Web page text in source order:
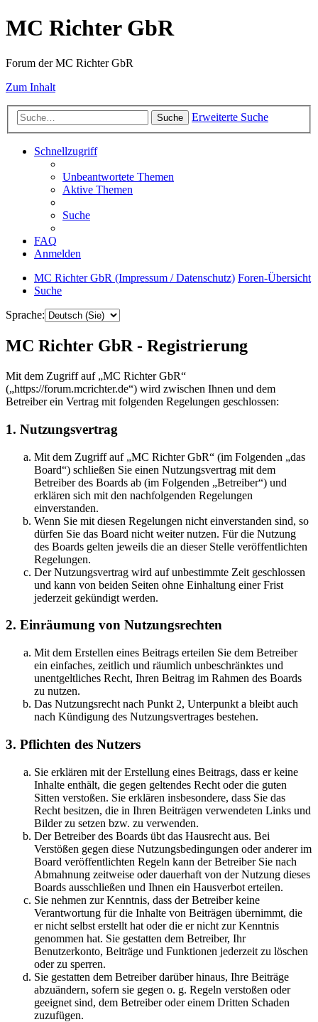
MC Richter GbR
Forum der MC Richter GbR
Zum Inhalt
Suche Erweiterte Suche
Schnellzugriff
Unbeantwortete Themen
Aktive Themen
Suche
FAQ
Anmelden
MC Richter GbR (Impressum / Datenschutz) Foren-Übersicht
Suche
Sprache:
MC Richter GbR - Registrierung
Mit dem Zugriff auf „MC Richter GbR“
(„https://forum.mcrichter.de“) wird zwischen Ihnen und dem
Betreiber ein Vertrag mit folgenden Regelungen geschlossen:
1. Nutzungsvertrag
Mit dem Zugriff auf „MC Richter GbR“ (im Folgenden „das
Board“) schließen Sie einen Nutzungsvertrag mit dem
Betreiber des Boards ab (im Folgenden „Betreiber“) und
erklären sich mit den nachfolgenden Regelungen
einverstanden.
Wenn Sie mit diesen Regelungen nicht einverstanden sind, so
dürfen Sie das Board nicht weiter nutzen. Für die Nutzung
des Boards gelten jeweils die an dieser Stelle veröffentlichten
Regelungen.
Der Nutzungsvertrag wird auf unbestimmte Zeit geschlossen
und kann von beiden Seiten ohne Einhaltung einer Frist
jederzeit gekündigt werden.
2. Einräumung von Nutzungsrechten
Mit dem Erstellen eines Beitrags erteilen Sie dem Betreiber
ein einfaches, zeitlich und räumlich unbeschränktes und
unentgeltliches Recht, Ihren Beitrag im Rahmen des Boards
zu nutzen.
Das Nutzungsrecht nach Punkt 2, Unterpunkt a bleibt auch
nach Kündigung des Nutzungsvertrages bestehen.
3. Pflichten des Nutzers
Sie erklären mit der Erstellung eines Beitrags, dass er keine
Inhalte enthält, die gegen geltendes Recht oder die guten
Sitten verstoßen. Sie erklären insbesondere, dass Sie das
Recht besitzen, die in Ihren Beiträgen verwendeten Links und
Bilder zu setzen bzw. zu verwenden.
Der Betreiber des Boards übt das Hausrecht aus. Bei
Verstößen gegen diese Nutzungsbedingungen oder anderer im
Board veröffentlichten Regeln kann der Betreiber Sie nach
Abmahnung zeitweise oder dauerhaft von der Nutzung dieses
Boards ausschließen und Ihnen ein Hausverbot erteilen.
Sie nehmen zur Kenntnis, dass der Betreiber keine
Verantwortung für die Inhalte von Beiträgen übernimmt, die
er nicht selbst erstellt hat oder die er nicht zur Kenntnis
genommen hat. Sie gestatten dem Betreiber, Ihr
Benutzerkonto, Beiträge und Funktionen jederzeit zu löschen
oder zu sperren.
Sie gestatten dem Betreiber darüber hinaus, Ihre Beiträge
abzuändern, sofern sie gegen o. g. Regeln verstoßen oder
geeignet sind, dem Betreiber oder einem Dritten Schaden
zuzufügen.